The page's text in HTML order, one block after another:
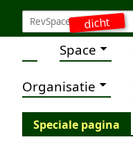
dicht
Space
Organisatie
Speciale pagina